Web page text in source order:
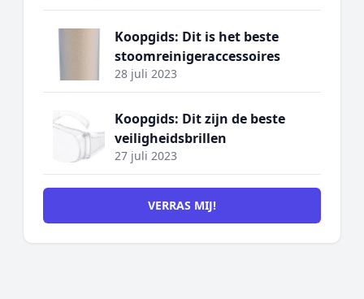
Koopgids: Dit is het beste
stoomreinigeraccessoires
28 juli 2023
Koopgids: Dit zijn de beste
veiligheidsbrillen
27 juli 2023
VERRAS MIJ!